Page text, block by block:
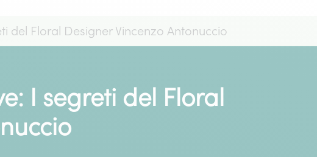
del Floral Designer Vincenzo Antonuccio
I segreti del Floral